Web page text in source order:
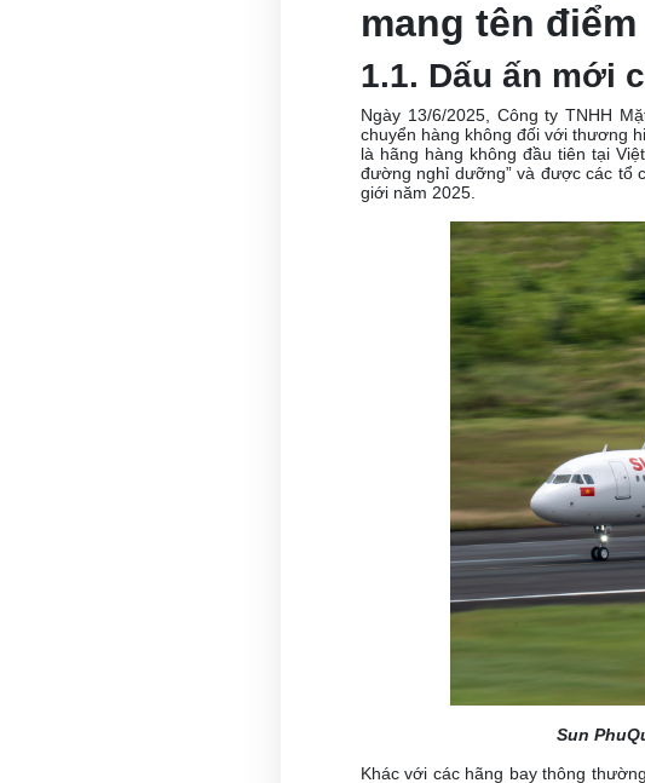
mang tên
1.1. Dấu ấn mới
Ngày 13/6/2025, Công ty TNHH
chuyển hàng không đối với thương
là hãng hàng không đầu tiên tại
đường nghỉ dưỡng” và được các tổ
giới năm 2025.
Sun
Khác với các hãng bay thông